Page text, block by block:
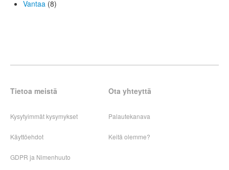
Vantaa (8)
Tietoa meistä
Kysytyimmät kysymykset
Käyttöehdot
GDPR ja Nimenhuuto
Ota yhteyttä
Palautekanava
Keitä olemme?